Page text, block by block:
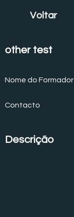
Voltar
other test
Nome do Formador
Contacto
Descrição